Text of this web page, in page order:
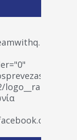
wp-